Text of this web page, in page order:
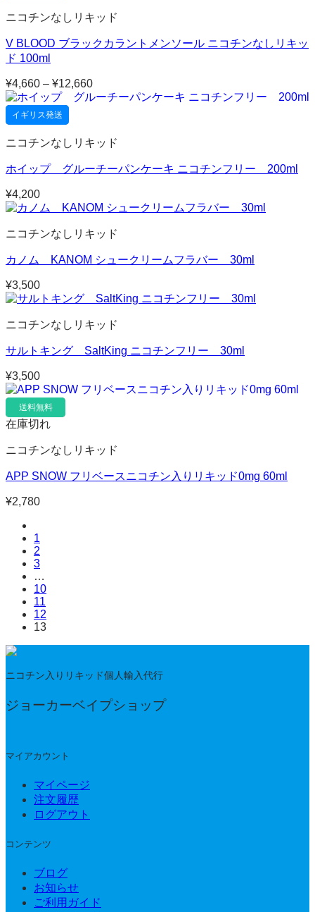
¥13,300
ニコチンなしリキッド
V BLOOD ブラックカラントメンソール ニコチンなしリキッ
ド 100ml
¥4,660 – ¥12,660価
格
–
イギリス発送
ニコチンなしリキッド
ホイップ グルーチーパンケーキ ニコチンフリー 200ml
¥4,200
ニコチンなしリキッド
カノム KANOM シュークリームフラバー 30ml
¥3,500
ニコチンなしリキッド
サルトキング SaltKing ニコチンフリー 30ml
¥3,500
送料無料
在庫切れ
ニコチンなしリキッド
APP SNOW フリベースニコチン入りリキッド0mg 60ml
¥2,780
1
2
3
…
10
11
12
13
ニコチン入りリキッド個人輸入代行
ジョーカーベイプショップ
マイアカウント
マイページ
注文履歴
ログアウト
コンテンツ
ブログ
お知らせ
ご利用ガイド